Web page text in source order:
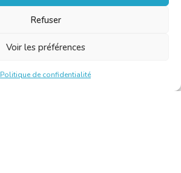
Refuser
Voir les préférences
Politique de confidentialité